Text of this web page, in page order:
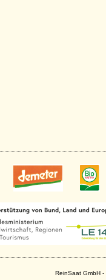
ReinSaat GmbH